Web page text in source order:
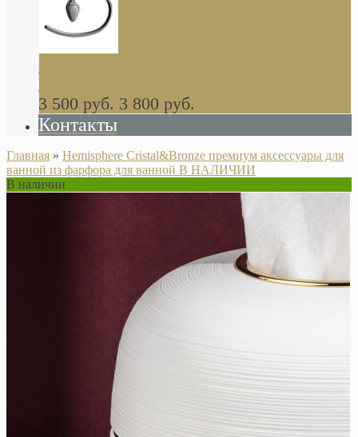
Khala Colombo аксессуары (серия) В
НАЛИЧИИ
3 500 руб. 3 800 руб.
Контакты
Главная » Hemisphere Cristal&Bronze премиум аксессуары для
ванной из фарфора для ванной В НАЛИЧИИ
В наличии